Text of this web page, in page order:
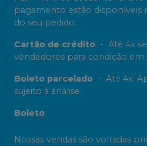
pagamento estão disponíveis
do seu pedido.
Cartão de crédito - Até 4x
vendedores para condição em
Boleto parcelado - Até 4x.
sujeito à análise.
Boleto
Nossas vendas são voltadas